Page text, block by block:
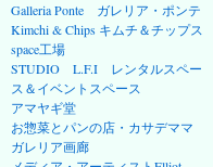
Galleria Ponte ガレリア・ポンテ
Kimchi & Chips キムチ＆チップス
space工場
STUDIO L.F.I レンタルスペー
ス＆イベントスペース
アマヤギ堂
お惣菜とパンの店・カサデママ
ガレリア画廊